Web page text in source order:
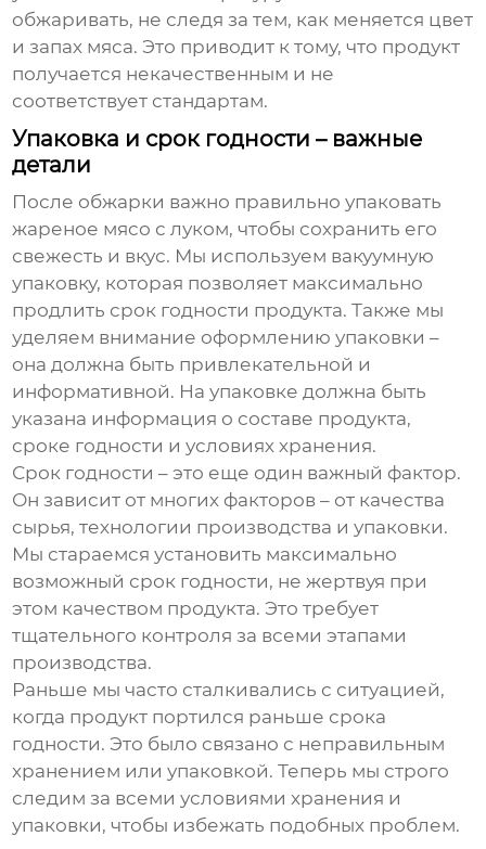
обжаривать, не следя за тем, как меняется цвет
и запах мяса. Это приводит к тому, что продукт
получается некачественным и не
соответствует стандартам.
Упаковка и срок годности – важные
детали
После обжарки важно правильно упаковать
жареное мясо с луком, чтобы сохранить его
свежесть и вкус. Мы используем вакуумную
упаковку, которая позволяет максимально
продлить срок годности продукта. Также мы
уделяем внимание оформлению упаковки –
она должна быть привлекательной и
информативной. На упаковке должна быть
указана информация о составе продукта,
сроке годности и условиях хранения.
Срок годности – это еще один важный фактор.
Он зависит от многих факторов – от качества
сырья, технологии производства и упаковки.
Мы стараемся установить максимально
возможный срок годности, не жертвуя при
этом качеством продукта. Это требует
тщательного контроля за всеми этапами
производства.
Раньше мы часто сталкивались с ситуацией,
когда продукт портился раньше срока
годности. Это было связано с неправильным
хранением или упаковкой. Теперь мы строго
следим за всеми условиями хранения и
упаковки, чтобы избежать подобных проблем.